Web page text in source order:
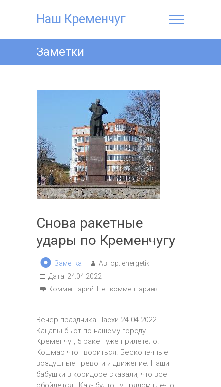
Наш Кременчуг
Заметки
Снова ракетные
удары по Кременчугу
Заметка Автор: energetik
Дата: 24.04.2022
Комментарий: Нет комментариев
Вечер праздника Пасхи 24.04.2022.
Кацапы бьют по нашему городу
Кременчуг, 5 ракет уже прилетело.
Кошмар что твориться. Бесконечные
воздушные тревоги и движение. Наши
бабушки в коридоре сказали, что все
обойдется. Как- будто тут рядом где-то